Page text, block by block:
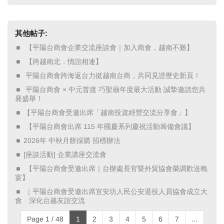
其他帖子:
​ 【平陽台商會企業交流座談會｜加入商會，越南不難】 ​
​ 【跨越南北．情誼相連】 ​
​ 平陽台商會跨海返台力挺越南台商，共同見證歷史新頁！ ​
​ 平陽台商會 × 中元普渡 巧聖廟年度最大活動 誠摯邀請您共
襄盛舉！ ​
【平陽台商會受邀出席「越南投資經營交流分享會」】
​ 【平陽台商會出席 115 年國慶系列慶祝活動籌備會議】 ​
2026年 中秋月餅採購 招標辦法
[座談活動] 企業講座交流會
​ 【平陽台商會受邀出席｜台辦處長官暨外貿協會榮調歡送晚
宴】 ​
​ ｜平陽台商會受邀出席宜安坊人民公安退役人員協會成立大
會 深化台越友誼交流 ​
Page 1 / 48 1 2 3 4 5 6 7 ...